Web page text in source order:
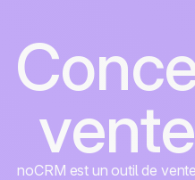
noCRM est un outil de